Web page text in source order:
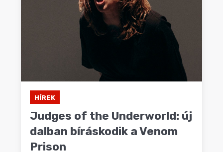
HÍREK
Judges of the Underworld: új
dalban bíráskodik a Venom
Prison